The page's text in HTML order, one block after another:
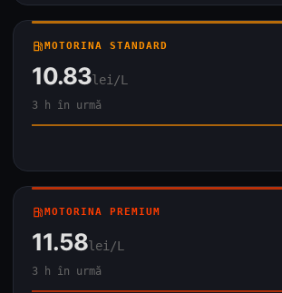
local_gas_stationMOTORINA STANDARD
10.83lei/L
3 h în urmă
local_gas_stationMOTORINA PREMIUM
11.58lei/L
3 h în urmă